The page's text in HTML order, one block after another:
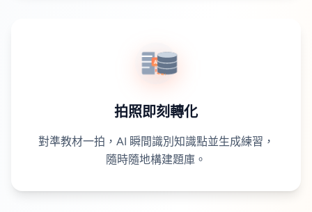
拍照即刻轉化
對準教材一拍，AI 瞬間識別知識點並生成練習，
隨時隨地構建題庫。